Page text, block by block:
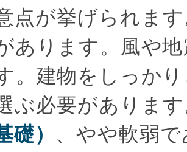
点が挙げられま
あります。風や
。建物をしっか
ぶ必要がありま
礎） 、やや軟弱